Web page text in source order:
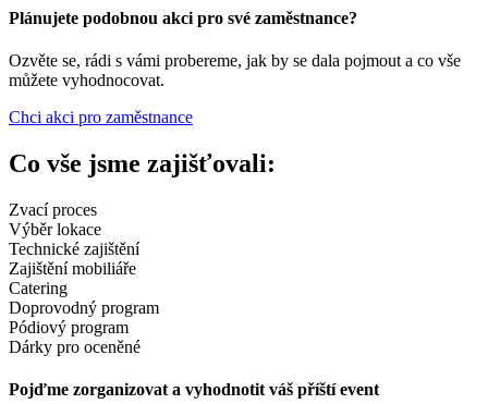
Plánujete podobnou akci pro své zaměstnance?
Ozvěte se, rádi s vámi probereme, jak by se dala pojmout a co vše
můžete vyhodnocovat.
Chci akci pro zaměstnance
Co vše jsme zajišťovali:
Zvací proces
Výběr lokace
Technické zajištění
Zajištění mobiliáře
Catering
Doprovodný program
Pódiový program
Dárky pro oceněné
Pojďme zorganizovat a vyhodnotit váš příští event